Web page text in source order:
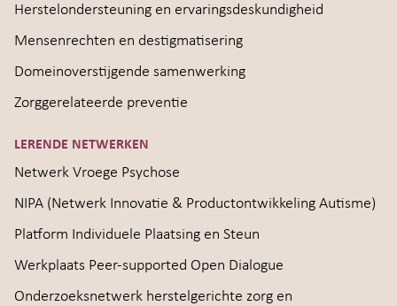
Herstelondersteuning en ervaringsdeskundigheid
Mensenrechten en destigmatisering
Domeinoverstijgende samenwerking
Zorggerelateerde preventie
LERENDE NETWERKEN
Netwerk Vroege Psychose
NIPA (Netwerk Innovatie & Productontwikkeling Autisme)
Platform Individuele Plaatsing en Steun
Werkplaats Peer-supported Open Dialogue
Onderzoeksnetwerk herstelgerichte zorg en